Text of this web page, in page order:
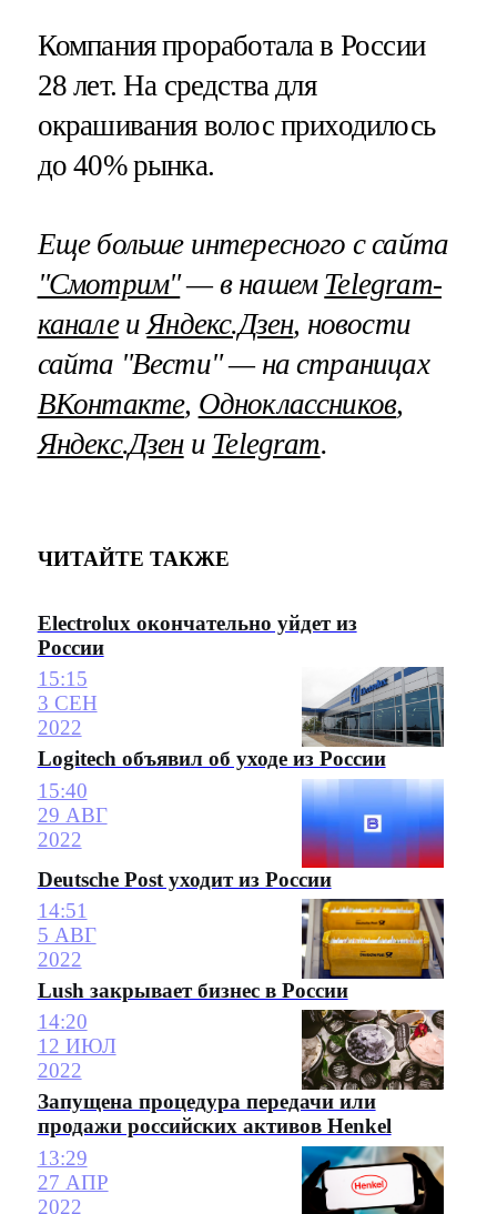
Компания проработала в России
28 лет. На средства для
окрашивания волос приходилось
до 40% рынка.
Еще больше интересного с сайта
"Смотрим"— в нашем Telegram-
каналеи Яндекс.Дзен, новости
сайта "Вести" — на страницах
ВКонтакте, Одноклассников,
Яндекс.Дзени Telegram.
ЧИТАЙТЕ ТАКЖЕ
Electrolux окончательно уйдет из
России
15:15
3 СЕН
2022
Logitech объявил об уходе из России
15:40
29 АВГ
2022
Deutsche Post уходит из России
14:51
5 АВГ
2022
Lush закрывает бизнес в России
14:20
12 ИЮЛ
2022
Запущена процедура передачи или
продажи российских активов Henkel
13:29
27 АПР
2022